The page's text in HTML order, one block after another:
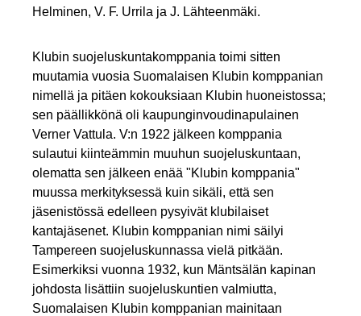
Helminen, V. F. Urrila ja J. Lähteenmäki.
Klubin suojeluskuntakomppania toimi sitten
muutamia vuosia Suomalaisen Klubin komppanian
nimellä ja pitäen kokouksiaan Klubin huoneistossa;
sen päällikkönä oli kaupunginvoudinapulainen
Verner Vattula. V:n 1922 jälkeen komppania
sulautui kiinteämmin muuhun suojeluskuntaan,
olematta sen jälkeen enää "Klubin komppania"
muussa merkityksessä kuin sikäli, että sen
jäsenistössä edelleen pysyivät klubilaiset
kantajäsenet. Klubin komppanian nimi säilyi
Tampereen suojeluskunnassa vielä pitkään.
Esimerkiksi vuonna 1932, kun Mäntsälän kapinan
johdosta lisättiin suojeluskuntien valmiutta,
Suomalaisen Klubin komppanian mainitaan